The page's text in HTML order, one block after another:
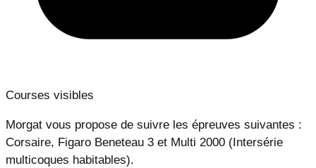
Courses visibles
Morgat vous propose de suivre les épreuves suivantes :
Corsaire, Figaro Beneteau 3 et Multi 2000 (Intersérie
multicoques habitables).